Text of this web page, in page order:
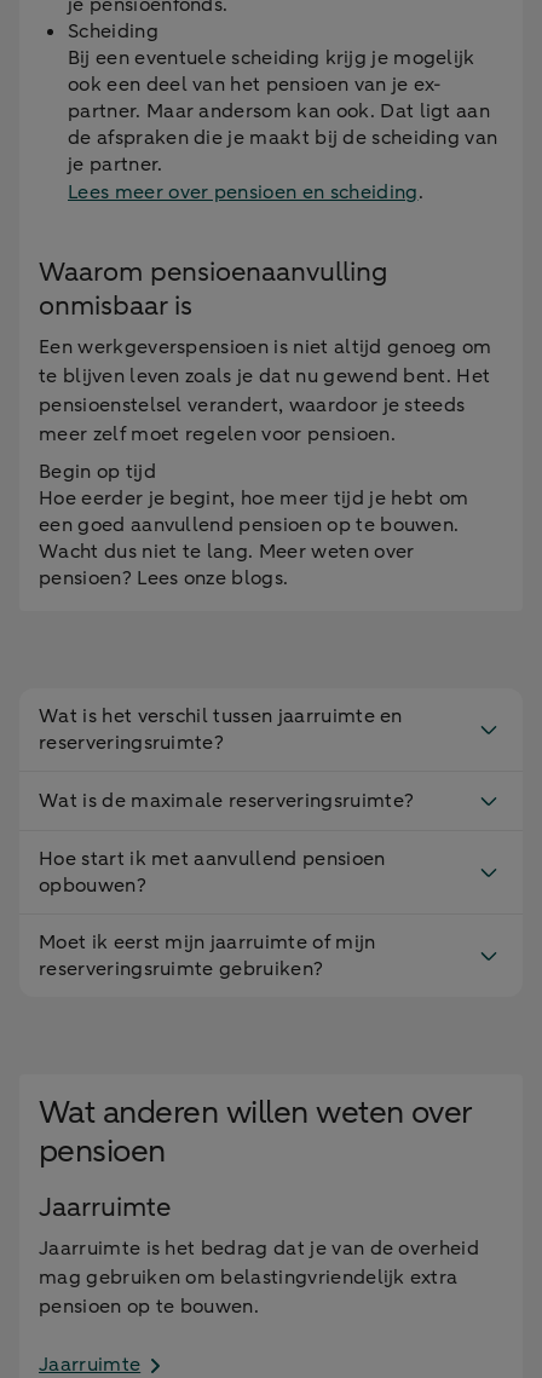
Scheiding
Bij een eventuele scheiding krijg je mogelijk
ook een deel van het pensioen van je ex-
partner. Maar andersom kan ook. Dat ligt aan
de afspraken die je maakt bij de scheiding van
je partner.
Lees meer over pensioen en scheiding.
Waarom pensioenaanvulling
onmisbaar is
Een werkgeverspensioen is niet altijd genoeg om
te blijven leven zoals je dat nu gewend bent. Het
pensioenstelsel verandert, waardoor je steeds
meer zelf moet regelen voor pensioen.
Begin op tijd
Hoe eerder je begint, hoe meer tijd je hebt om
een goed aanvullend pensioen op te bouwen.
Wacht dus niet te lang. Meer weten over
pensioen? Lees onze blogs.
Wat is het verschil tussen jaarruimte en
reserveringsruimte?
Wat is de maximale reserveringsruimte?
Hoe start ik met aanvullend pensioen
opbouwen?
Moet ik eerst mijn jaarruimte of mijn
reserveringsruimte gebruiken?
Wat anderen willen weten over
pensioen
Jaarruimte
Jaarruimte is het bedrag dat je van de overheid
mag gebruiken om belastingvriendelijk extra
pensioen op te bouwen.
Jaarruimte